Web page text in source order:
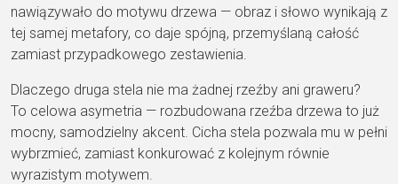
nawiązywało do motywu drzewa — obraz i słowo wynikają z
tej samej metafory, co daje spójną, przemyślaną całość
zamiast przypadkowego zestawienia.
Dlaczego druga stela nie ma żadnej rzeźby ani graweru?
To celowa asymetria — rozbudowana rzeźba drzewa to już
mocny, samodzielny akcent. Cicha stela pozwala mu w pełni
wybrzmieć, zamiast konkurować z kolejnym równie
wyrazistym motywem.